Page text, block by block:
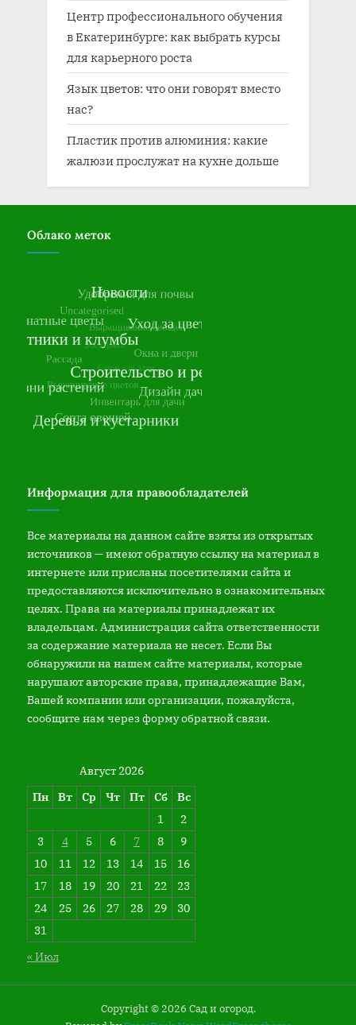
Центр профессионального обучения
в Екатеринбурге: как выбрать курсы
для карьерного роста
Язык цветов: что они говорят вместо
нас?
Пластик против алюминия: какие
жалюзи прослужат на кухне дольше
Облако меток
Информация для правообладателей
Все материалы на данном сайте взяты из открытых
источников — имеют обратную ссылку на материал в
интернете или присланы посетителями сайта и
предоставляются исключительно в ознакомительных
целях. Права на материалы принадлежат их
владельцам. Администрация сайта ответственности
за содержание материала не несет. Если Вы
обнаружили на нашем сайте материалы, которые
нарушают авторские права, принадлежащие Вам,
Вашей компании или организации, пожалуйста,
сообщите нам через форму обратной связи.
Август 2026
Пн
Вт Ср Чт Пт Сб
Вс
1
2
3
4 5 6 7 8
9
10
11 12 13 14 15
16
17
18 19 20 21 22
23
24
25 26 27 28 29
30
31
« Июл
Copyright © 2026 Сад и огород.